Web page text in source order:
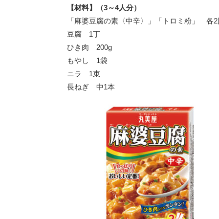
【材料】（3～4人分）
「麻婆豆腐の素〈中辛〉」「トロミ粉」 各2
豆腐 1丁
ひき肉 200g
もやし 1袋
ニラ 1束
長ねぎ 中1本